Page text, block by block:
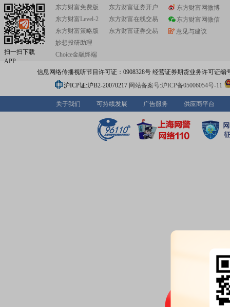
扫一扫下载
APP
东方财富免费版
东方财富Level-2
东方财富策略版
妙想投研助理
Choice金融终端
东方财富证券开户
东方财富在线交易
东方财富证券交易
东方财富网微博
东方财富网微信
意见与建议
信息网络传播视听节目许可证：0908328号 经营证券期货业务许可证编
沪ICP证:沪B2-20070217 网站备案号:沪ICP备05006054号-11
关于我们 可持续发展 广告服务 供应商平台